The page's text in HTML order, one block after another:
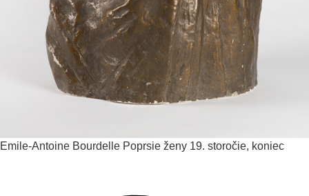
Emile-Antoine Bourdelle Poprsie ženy 19. storočie, koniec